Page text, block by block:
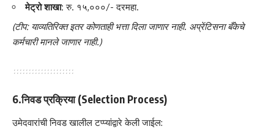
मेट्रो शाखा: रु. १५,०००/- दरमहा.
(टीप: याव्यतिरिक्त इतर कोणताही भत्ता दिला जाणार नाही. अप्रेंटिसना बँकेचे
कर्मचारी मानले जाणार नाही.)
6.निवड प्रक्रिया (Selection Process)
उमेदवारांची निवड खालील टप्प्यांद्वारे केली जाईल: